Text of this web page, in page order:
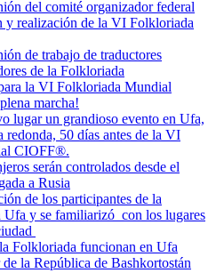
del comité organizador federal
y realización de la VI Folkloriada
de trabajo de traductores
de la Folkloriada
la VI Folkloriada Mundial
marcha!
lugar un grandioso evento en Ufa,
redonda, 50 días antes de la VI
CIOFF®.
serán controlados desde el
a Rusia
de los participantes de la
Ufa y se familiarizó con los lugares
Folkloriada funcionan en Ufa
la República de Bashkortostán